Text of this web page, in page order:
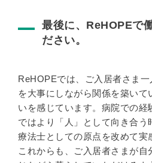
最後に、ReHOPEで
ださい。
ReHOPEでは、ご入居者さま
を大事にしながら関係を築い
いを感じています。病院での経
ではより「人」として向き合う
療法士としての原点を改めて実
これからも、ご入居者さまが